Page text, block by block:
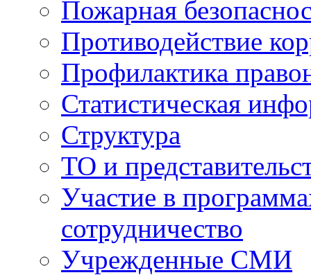
Пожарная
Противодействие
Профилактика
Статистическая
Структура
ТО и
Участие в
сотрудничество
Учрежденные СМИ